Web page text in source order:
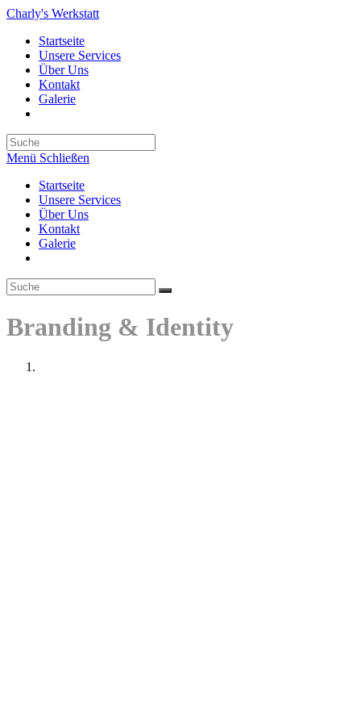
Zum
springen
Charly's Werkstatt
Startseite
Unsere Services
Über Uns
Kontakt
Galerie
search
Menü Schließen
Startseite
Unsere Services
Über Uns
Kontakt
Galerie
search
Branding & Identity